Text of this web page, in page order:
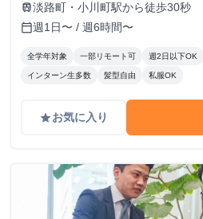
train淡路町・小川町駅から徒歩30秒
calendar_today週1日〜 / 週6時間〜
全学年対象 一部リモート可 週2日以下OK
インターン生多数 髪型自由 私服OK
gradeお気に入り